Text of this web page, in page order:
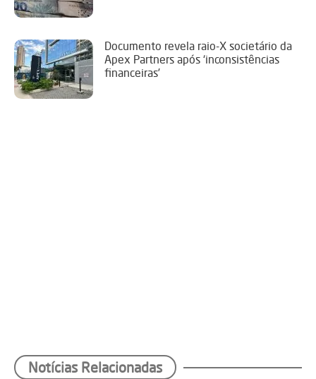
Documento revela raio-X societário da
Apex Partners após ‘inconsistências
financeiras’
Notícias Relacionadas